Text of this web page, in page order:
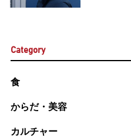
Category
食
からだ・美容
カルチャー